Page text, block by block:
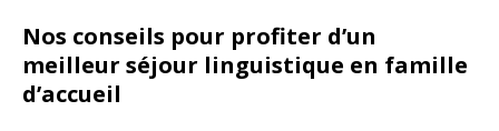
Nos conseils pour profiter d’un
meilleur séjour linguistique en famille
d’accueil